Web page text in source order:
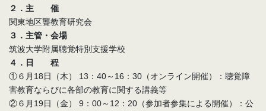
２．主 催
関東地区聾教育研究会
３．主管・会場
筑波大学附属聴覚特別支援学校
４．日 程
①６月18日（木） 13：40～16：30（オンライン開催）：聴覚障
害教育ならびに各部の教育に関する講義等
②６月19日（金） 9：00～12：20（参加者参集による開催）：公